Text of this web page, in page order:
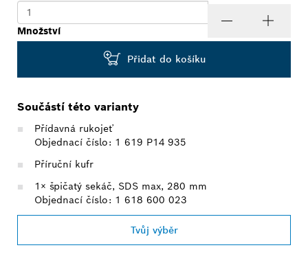
Množství
Přidat do košíku
Součástí této varianty
Přídavná rukojeť
Objednací číslo: 1 619 P14 935
Příruční kufr
1× špičatý sekáč, SDS max, 280 mm
Objednací číslo: 1 618 600 023
Tvůj výběr